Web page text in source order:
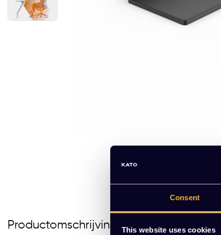
Consent
This website uses cookies
Productomschrijving